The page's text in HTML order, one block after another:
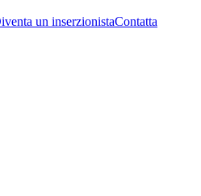
un inserzionistaContatta